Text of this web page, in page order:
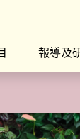
報導及